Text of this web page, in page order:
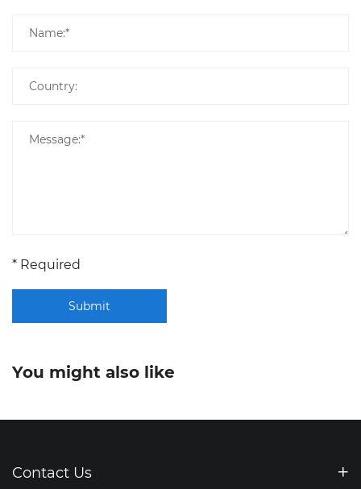
* Required
Submit
You might also like
Contact Us